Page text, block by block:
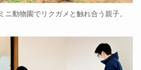
ニ動物園でリクガメと触れ合う親子。